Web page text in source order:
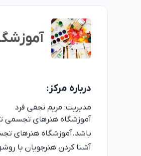
درباره مرکز:
مدیریت: مریم نجفی فرد
باشد.آموزشگاه هنرهای
آشنا کردن هنرجویان با